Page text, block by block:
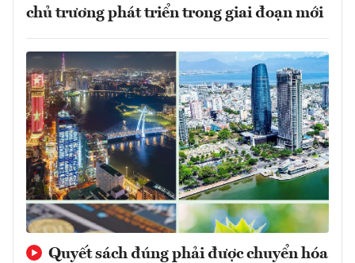
chủ trương phát triển trong giai đoạn mới
Quyết sách đúng phải được chuyển hóa